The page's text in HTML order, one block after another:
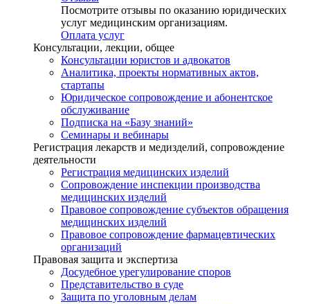
Посмотрите отзывы по оказанию юридических
услуг медицинским организациям.
Оплата услуг
Консультации, лекции, общее
Консультации юристов и адвокатов
Аналитика, проекты нормативных актов,
стартапы
Юридическое сопровождение и абонентское
обслуживание
Подписка на «Базу знаний»
Семинары и вебинары
Регистрация лекарств и медизделий, сопровождение
деятельности
Регистрация медицинских изделий
Сопровождение инспекции производства
медицинских изделий
Правовое сопровождение субъектов обращения
медицинских изделий
Правовое сопровождение фармацевтических
организаций
Правовая защита и экспертиза
Досудебное урегулирование споров
Представительство в суде
Защита по уголовным делам